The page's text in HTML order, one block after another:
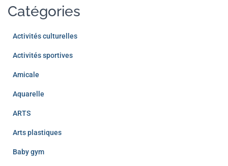
Catégories
Activités culturelles
Activités sportives
Amicale
Aquarelle
ARTS
Arts plastiques
Baby gym